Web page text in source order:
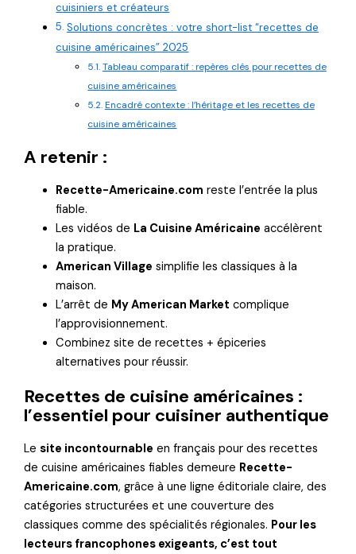
cuisiniers et créateurs
Solutions concrètes : votre short-list “recettes de
cuisine américaines” 2025
Tableau comparatif : repères clés pour recettes de
cuisine américaines
Encadré contexte : l’héritage et les recettes de
cuisine américaines
A retenir :
Recette-Americaine.com reste l’entrée la plus
fiable.
Les vidéos de La Cuisine Américaine accélèrent
la pratique.
American Village simplifie les classiques à la
maison.
L’arrêt de My American Market complique
l’approvisionnement.
Combinez site de recettes + épiceries
alternatives pour réussir.
Recettes de cuisine américaines :
l’essentiel pour cuisiner authentique
Lesite incontournable en français pour des recettes
de cuisine américaines fiables demeure Recette-
Americaine.com, grâce à une ligne éditoriale claire, des
catégories structurées et une couverture des
classiques comme des spécialités régionales. Pour les
lecteurs francophones exigeants, c’est tout